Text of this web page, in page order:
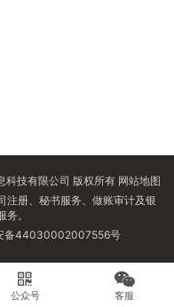
技有限公司 版权所有 网站地图
注册、秘书服务、做账审计及银
。
备44030002007556号
公众号 客服